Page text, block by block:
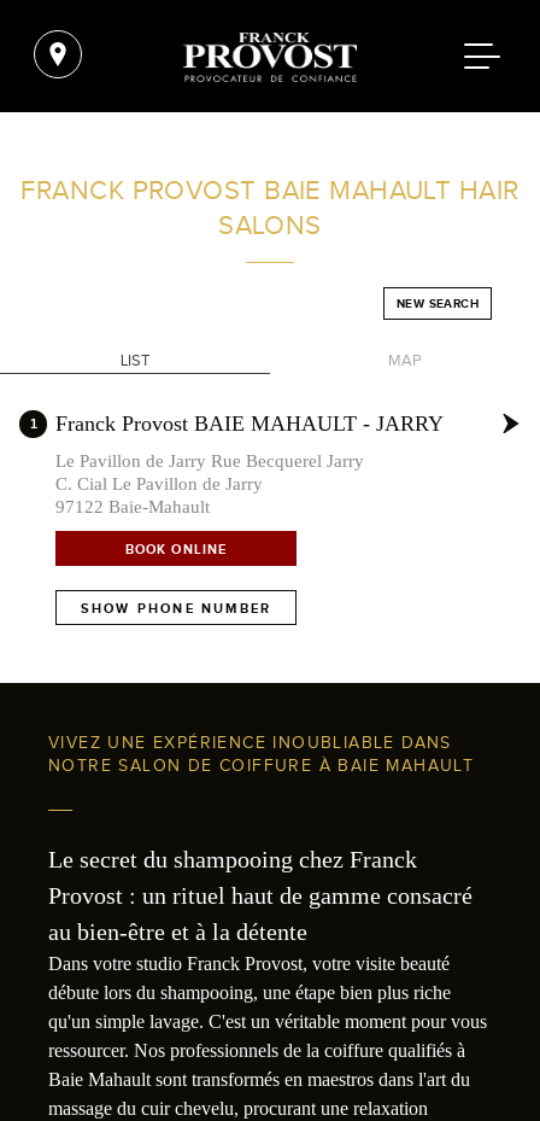
FRANCK PROVOST BAIE MAHAULT HAIR
SALONS
NEW SEARCH
LIST MAP
+
1 Franck Provost BAIE MAHAULT - JARRY
Le Pavillon de Jarry Rue Becquerel Jarry
C. Cial Le Pavillon de Jarry
97122 Baie-Mahault
BOOK ONLINE
SHOW PHONE NUMBER
VIVEZ UNE EXPÉRIENCE INOUBLIABLE DANS
NOTRE SALON DE COIFFURE À BAIE MAHAULT
Le secret du shampooing chez Franck
Provost : un rituel haut de gamme consacré
au bien-être et à la détente
Dans votre studio Franck Provost, votre visite beauté
débute lors du shampooing, une étape bien plus riche
qu'un simple lavage. C'est un véritable moment pour vous
ressourcer. Nos professionnels de la coiffure qualifiés à
Baie Mahault sont transformés en maestros dans l'art du
massage du cuir chevelu, procurant une relaxation